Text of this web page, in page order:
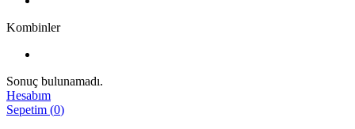
Kombinler
Sonuç bulunamadı.
Hesabım
Sepetim (0)